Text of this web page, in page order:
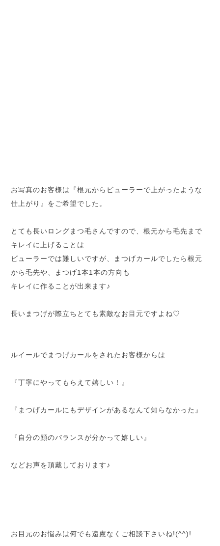
お写真のお客様は『根元からビューラーで上がったような
仕上がり』をご希望でした。
とても長いロングまつ毛さんですので、根元から毛先まで
キレイに上げることは
ビューラーでは難しいですが、まつげカールでしたら根元
から毛先や、まつげ1本1本の方向も
キレイに作ることが出来ます♪
長いまつげが際立ちとても素敵なお目元ですよね♡
ルイールでまつげカールをされたお客様からは
『丁寧にやってもらえて嬉しい！』
『まつげカールにもデザインがあるなんて知らなかった』
『自分の顔のバランスが分かって嬉しい』
などお声を頂戴しております♪
お目元のお悩みは何でも遠慮なくご相談下さいね!(^^)!